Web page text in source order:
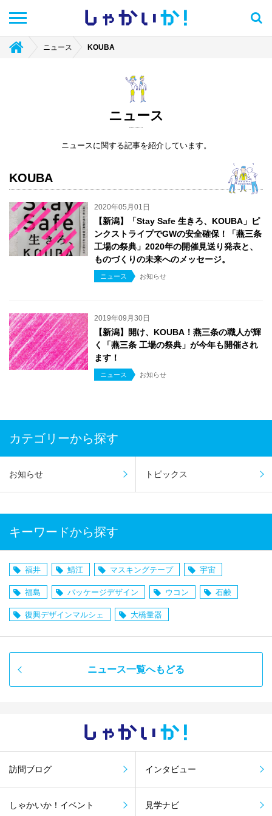
しゃかい か！
ニュース KOUBA
ニュース
ニュースに関する記事を紹介しています。
KOUBA
2020年05月01日
【新潟】「Stay Safe 生きろ、KOUBA」ピ
ンクストライプでGWの安全確保！「燕三条
工場の祭典」2020年の開催見送り発表と、
ものづくりの未来へのメッセージ。
ニュース お知らせ
2019年09月30日
【新潟】開け、KOUBA！燕三条の職人が輝
く「燕三条 工場の祭典」が今年も開催され
ます！
ニュース お知らせ
カテゴリーから探す
お知らせ トピックス
キーワードから探す
福井 鯖江 マスキングテープ 宇宙
福島 パッケージデザイン ウコン 石鹸
復興デザインマルシェ 大橋量器
ニュース一覧へもどる
しゃかい か！
訪問ブログ インタビュー
しゃかいか！イベント 見学ナビ